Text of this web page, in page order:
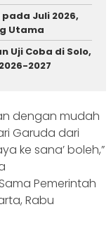
Juli 2026,
Utama
Uji Coba di Solo,
2027
dengan mudah
Garuda dari
ke sana’ boleh,”
Pemerintah
Rabu